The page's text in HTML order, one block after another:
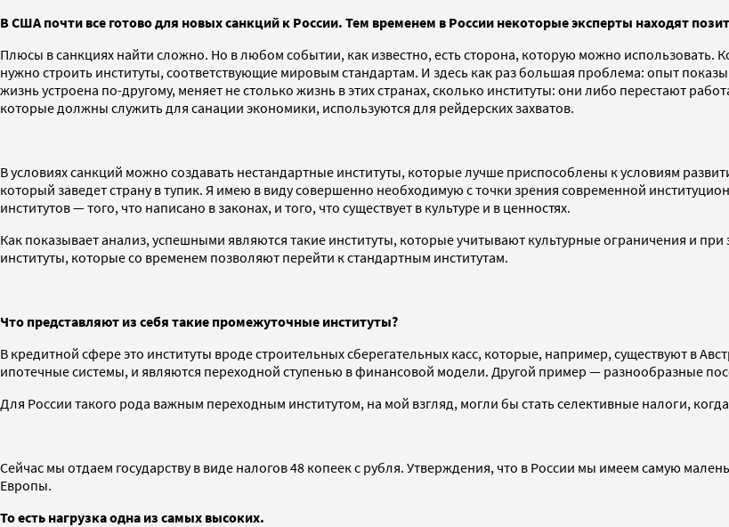
В США почти все готово для новых санкций к России. Тем временем в России некоторые эксперты находят
Плюсы в санкциях найти сложно. Но в любом событии, как известно, есть сторона, которую можно использовать.
нужно строить институты, соответствующие мировым стандартам. И здесь как раз большая проблема: опыт
жизнь устроена по-другому, меняет не столько жизнь в этих странах, сколько институты: они либо перестают
которые должны служить для санации экономики, используются для рейдерских захватов.
В условиях санкций можно создавать нестандартные институты, которые лучше приспособлены к условиям
который заведет страну в тупик. Я имею в виду совершенно необходимую с точки зрения современной
институтов — того, что написано в законах, и того, что существует в культуре и в ценностях.
Как показывает анализ, успешными являются такие институты, которые учитывают культурные ограничения и
институты, которые со временем позволяют перейти к стандартным институтам.
Что представляют из себя такие промежуточные институты?
В кредитной сфере это институты вроде строительных сберегательных касс, которые, например, существуют в
ипотечные системы, и являются переходной ступенью в финансовой модели. Другой пример — разнообразные
Для России такого рода важным переходным институтом, на мой взгляд, могли бы стать селективные налоги,
Сейчас мы отдаем государству в виде налогов 48 копеек с рубля. Утверждения, что в России мы имеем самую
Европы.
То есть нагрузка одна из самых высоких.